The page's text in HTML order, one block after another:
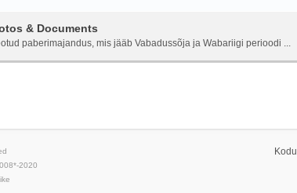
& Documents
paberimajandus, mis jääb Vabadussõja ja Wabariigi perioodi ...
Kodu
2020